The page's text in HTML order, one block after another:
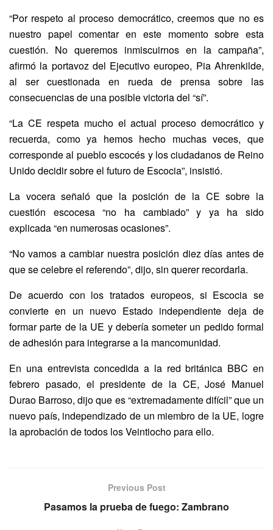
“Por respeto al proceso democrático, creemos que no es
nuestro papel comentar en este momento sobre esta
cuestión. No queremos inmiscuirnos en la campaña”,
afirmó la portavoz del Ejecutivo europeo, Pia Ahrenkilde,
al ser cuestionada en rueda de prensa sobre las
consecuencias de una posible victoria del “sí”.
“La CE respeta mucho el actual proceso democrático y
recuerda, como ya hemos hecho muchas veces, que
corresponde al pueblo escocés y los ciudadanos de Reino
Unido decidir sobre el futuro de Escocia”, insistió.
La vocera señaló que la posición de la CE sobre la
cuestión escocesa “no ha cambiado” y ya ha sido
explicada “en numerosas ocasiones”.
“No vamos a cambiar nuestra posición diez días antes de
que se celebre el referendo”, dijo, sin querer recordarla.
De acuerdo con los tratados europeos, si Escocia se
convierte en un nuevo Estado independiente deja de
formar parte de la UE y debería someter un pedido formal
de adhesión para integrarse a la mancomunidad.
En una entrevista concedida a la red británica BBC en
febrero pasado, el presidente de la CE, José Manuel
Durao Barroso, dijo que es “extremadamente difícil” que un
nuevo país, independizado de un miembro de la UE, logre
la aprobación de todos los Veintiocho para ello.
Previous Post
Pasamos la prueba de fuego: Zambrano